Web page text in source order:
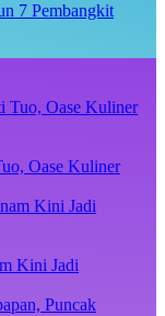
7 Pembangkit
Oase Kuliner
Kini Jadi